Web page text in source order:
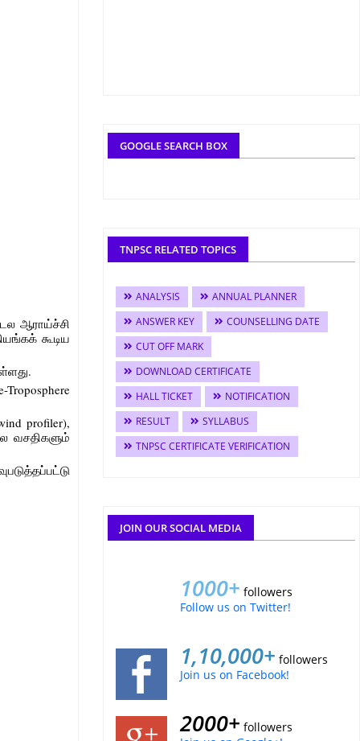
ஆராய்ச்சி
கூடிய
profiler),
வசதிகளும்
GOOGLE SEARCH BOX
TNPSC RELATED TOPICS
ANALYSIS
ANNUAL PLANNER
ANSWER KEY
COUNSELLING DATE
CUT OFF MARK
DOWNLOAD CERTIFICATE
HALL TICKET
NOTIFICATION
RESULT
SYLLABUS
TNPSC CERTIFICATE VERIFICATION
JOIN OUR SOCIAL MEDIA
1000+ followers
Follow us on Twitter!
1,10,000+ followers
Join us on Facebook!
2000+ followers